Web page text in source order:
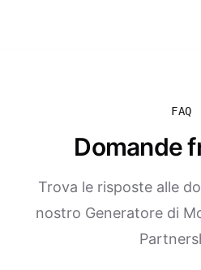
FAQ
Domande
Trova le risposte alle
nostro Generatore di